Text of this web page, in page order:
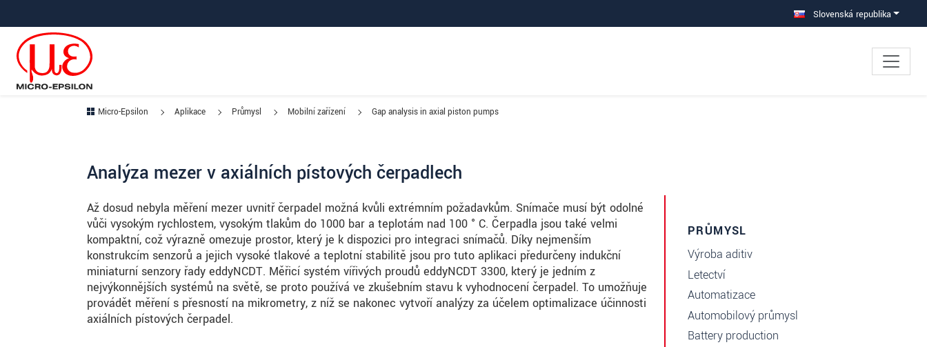
Slovenská republika
Micro-Epsilon Aplikace Průmysl Mobilní zařízení Gap analysis in axial piston pumps
Analýza mezer v axiálních pístových čerpadlech
Až dosud nebyla měření mezer uvnitř čerpadel možná kvůli extrémním požadavkům. Snímače musí být odolné
vůči vysokým rychlostem, vysokým tlakům do 1000 bar a teplotám nad 100 ° C. Čerpadla jsou také velmi
kompaktní, což výrazně omezuje prostor, který je k dispozici pro integraci snímačů. Díky nejmenším
konstrukcím senzorů a jejich vysoké tlakové a teplotní stabilitě jsou pro tuto aplikaci předurčeny indukční
miniaturní senzory řady eddyNCDT. Měřicí systém vířivých proudů eddyNCDT 3300, který je jedním z
nejvýkonnějších systémů na světě, se proto používá ve zkušebním stavu k vyhodnocení čerpadel. To umožňuje
provádět měření s přesností na mikrometry, z níž se nakonec vytvoří analýzy za účelem optimalizace účinnosti
axiálních pístových čerpadel.
PRŮMYSL
Výroba aditiv
Letectví
Automatizace
Automobilový průmysl
Battery production